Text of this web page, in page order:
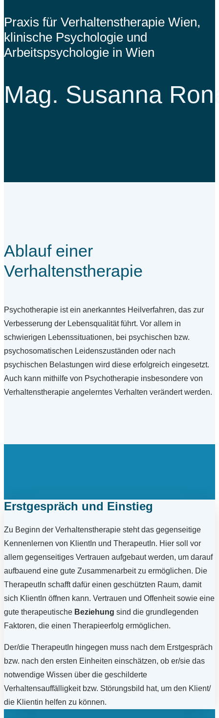
Praxis für Verhaltenstherapie Wien,
klinische Psychologie und
Arbeitspsychologie in Wien
Mag. Susanna
Ablauf einer
Verhaltenstherapie
Psychotherapie ist ein anerkanntes Heilverfahren, das zur
Verbesserung der Lebensqualität führt. Vor allem in
schwierigen Lebenssituationen, bei psychischen bzw.
psychosomatischen Leidenszuständen oder nach
psychischen Belastungen wird diese erfolgreich eingesetzt.
Auch kann mithilfe von Psychotherapie insbesondere von
Verhaltenstherapie angelerntes Verhalten verändert werden.
Erstgespräch und Einstieg
Zu Beginn der Verhaltenstherapie steht das gegenseitige
Kennenlernen von KlientIn und TherapeutIn. Hier soll vor
allem gegenseitiges Vertrauen aufgebaut werden, um darauf
aufbauend eine gute Zusammenarbeit zu ermöglichen. Die
TherapeutIn schafft dafür einen geschützten Raum, damit
sich KlientIn öffnen kann. Vertrauen und Offenheit sowie eine
gute therapeutische Beziehung sind die grundlegenden
Faktoren, die einen Therapieerfolg ermöglichen.
Der/die TherapeutIn hingegen muss nach dem Erstgespräch
bzw. nach den ersten Einheiten einschätzen, ob er/sie das
notwendige Wissen über die geschilderte
Verhaltensauffälligkeit bzw. Störungsbild hat, um den Klient/
die Klientin helfen zu können.